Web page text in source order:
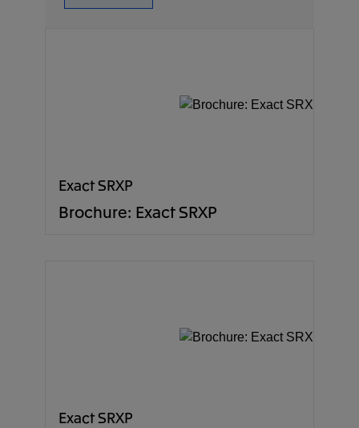
Exact SRXP
Brochure: Exact SRXP
Exact SRXP